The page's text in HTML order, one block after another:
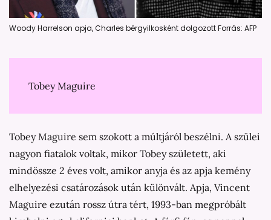
Woody Harrelson apja, Charles bérgyilkosként dolgozott Forrás: AFP
Tobey Maguire
Tobey Maguire sem szokott a múltjáról beszélni. A szülei
nagyon fiatalok voltak, mikor Tobey született, aki
mindössze 2 éves volt, amikor anyja és az apja kemény
elhelyezési csatározások után különvált. Apja, Vincent
Maguire ezután rossz útra tért, 1993-ban megpróbált